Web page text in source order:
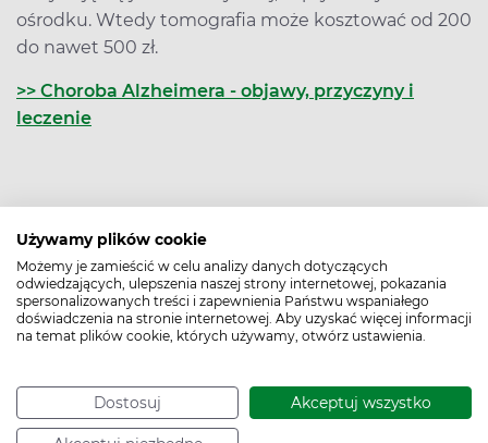
Używamy plików cookie
Możemy je zamieścić w celu analizy danych dotyczących
odwiedzających, ulepszenia naszej strony internetowej, pokazania
spersonalizowanych treści i zapewnienia Państwu wspaniałego
doświadczenia na stronie internetowej. Aby uzyskać więcej informacji
na temat plików cookie, których używamy, otwórz ustawienia.
Dostosuj Akceptuj wszystko
ośrodku. Wtedy tomografia może kosztować od 200
do nawet 500 zł.
>> Choroba Alzheimera - objawy, przyczyny i
leczenie
Data dodania: 10.06.2023
Podziel się:
Poznaj naszego eksperta